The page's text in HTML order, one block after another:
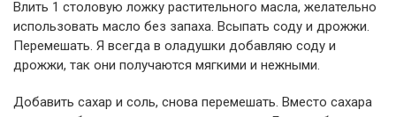
Влить 1 столовую ложку растительного масла, желательно
использовать масло без запаха. Всыпать соду и дрожжи.
Перемешать. Я всегда в оладушки добавляю соду и
дрожжи, так они получаются мягкими и нежными.
Добавить сахар и соль, снова перемешать. Вместо сахара